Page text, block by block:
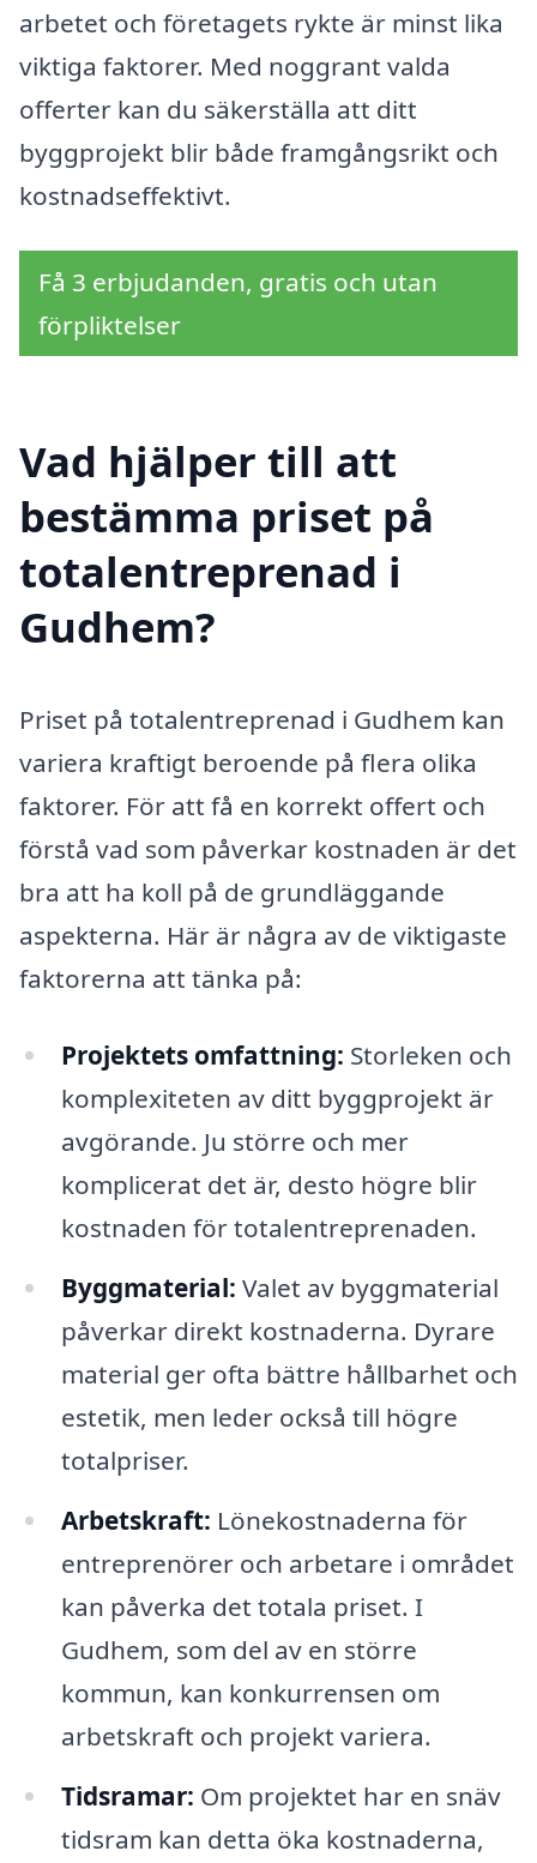
arbetet och företagets rykte är minst lika
viktiga faktorer. Med noggrant valda
offerter kan du säkerställa att ditt
byggprojekt blir både framgångsrikt och
kostnadseffektivt.
Få 3 erbjudanden, gratis och utan
förpliktelser
Vad hjälper till att
bestämma priset på
totalentreprenad i
Gudhem?
Priset på totalentreprenad i Gudhem kan
variera kraftigt beroende på flera olika
faktorer. För att få en korrekt offert och
förstå vad som påverkar kostnaden är det
bra att ha koll på de grundläggande
aspekterna. Här är några av de viktigaste
faktorerna att tänka på:
Projektets omfattning: Storleken och
komplexiteten av ditt byggprojekt är
avgörande. Ju större och mer
komplicerat det är, desto högre blir
kostnaden för totalentreprenaden.
Byggmaterial: Valet av byggmaterial
påverkar direkt kostnaderna. Dyrare
material ger ofta bättre hållbarhet och
estetik, men leder också till högre
totalpriser.
Arbetskraft: Lönekostnaderna för
entreprenörer och arbetare i området
kan påverka det totala priset. I
Gudhem, som del av en större
kommun, kan konkurrensen om
arbetskraft och projekt variera.
Tidsramar: Om projektet har en snäv
tidsram kan detta öka kostnaderna,